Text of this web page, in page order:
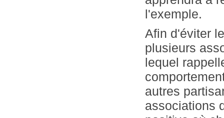
l'exemple.
Afin d'éviter
plusieurs
lequel
autres
associations